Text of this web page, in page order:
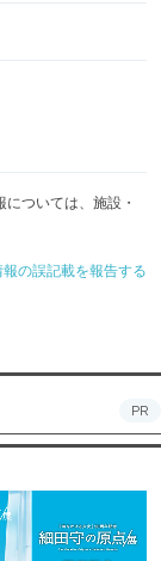
ついては、施設・
の誤記載を報告する
PR